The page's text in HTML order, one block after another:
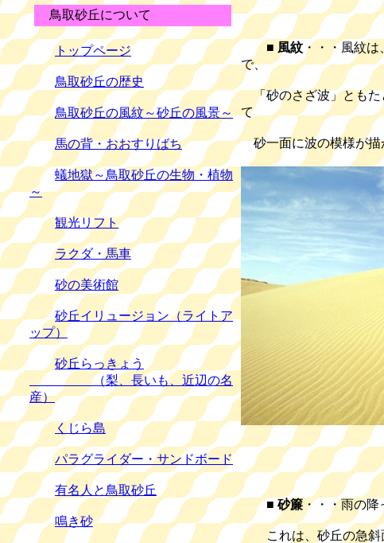
■ 風紋 ・・・風紋
で、
「砂のさざ波」ともた
て
砂一面に波の模様が描
■ 砂簾 ・・・雨の
これは、砂丘の急斜面
鳥取砂丘について
トップページ
鳥取砂丘の歴史
鳥取砂丘の風紋～砂丘の風景～
馬の背・おおすりばち
蟻地獄～鳥取砂丘の生物・植物
～
観光リフト
ラクダ・馬車
砂の美術館
砂丘イリュージョン（ライトア
ップ）
砂丘らっきょう
（梨、長いも、近辺の名
産）
くじら島
パラグライダー・サンドボード
有名人と鳥取砂丘
鳴き砂